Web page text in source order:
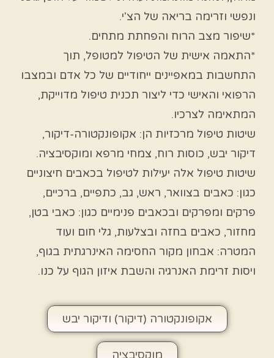
ונפשי וזרימה בריאה של הצ'י.
*שיפור מצב הרוח והפחתת מתחים.
*התאמה אישית של הטיפול למטופל, תוך
התחשבות במאפיינים ייחודיים של כל אדם ובמצבו
הרפואי והאישי כדי ליצור תכנית טיפול מדוייקת,
המתאימה לצרכיו.
שיטות טיפול מרכזיות הן: אקופונקטורה-דיקור,
דיקור יבש, כוסות רוח, צמחי מרפא ומוקסיבציה.
שיטות טיפול אלה יעילות לטיפול בכאבים חיצוניים
כגון: כאבים בצוואר, ראש, גב, כתפיים, ברכיים,
פרקים ומפרקים ובכאבים פנימיים כגון: כאבי בטן,
מחזור, כאבים בחזה ובצלעות, גלי חום ועוד
המטרה: אבחון מקור החסימה האינרגתית בגוף,
ויסות זרימת האנרגיה והשבת איזון הגוף על כנו.
אקופונקטורה (דיקור) ודיקור יבש
מוקסיבציה